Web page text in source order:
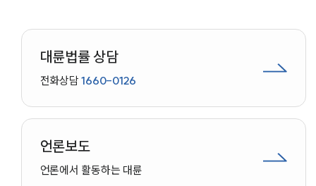
대륜법률 상담
전화상담1660-0126
언론보도
언론에서 활동하는 대륜